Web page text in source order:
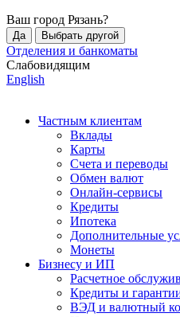
Ваш город Рязань?
Да Выбрать другой
Отделения и банкоматы
Слабовидящим
English
Частным клиентам
Вклады
Карты
Счета и переводы
Обмен валют
Онлайн-сервисы
Кредиты
Ипотека
Дополнительные
Монеты
Бизнесу и ИП
Расчетное
Кредиты и
ВЭД и валютный